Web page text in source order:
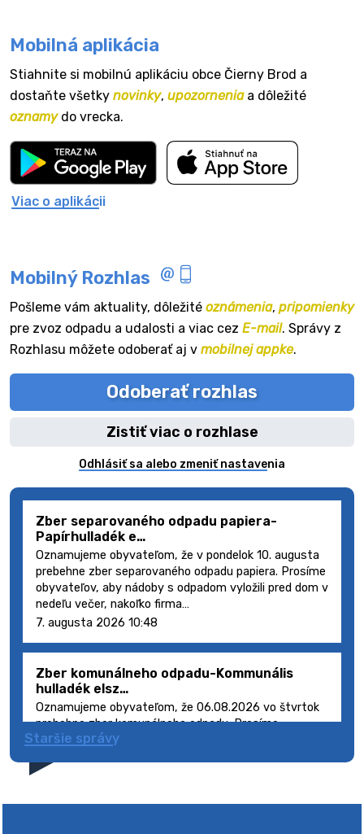
Mobilná aplikácia
Stiahnite si mobilnú aplikáciu obce Čierny Brod a
dostaňte všetky novinky, upozorneniaa dôležité
oznamydo vrecka.
Viac o aplikácii
Mobilný Rozhlas
Pošleme vám aktuality, dôležité oznámenia, pripomienky
pre zvoz odpadu a udalosti a viac cez E-mail. Správy z
Rozhlasu môžete odoberať aj v mobilnej appke.
Odoberať rozhlas
Zistiť viac o rozhlase
Odhlásiť sa alebo zmeniť nastavenia
Zber separovaného odpadu papiera-
Papírhulladék e…
Oznamujeme obyvateľom, že v pondelok 10. augusta
prebehne zber separovaného odpadu papiera. Prosíme
obyvateľov, aby nádoby s odpadom vyložili pred dom v
nedeľu večer, nakoľko firma…
7. augusta 2026 10:48
Zber komunálneho odpadu-Kommunális
hulladék elsz…
Oznamujeme obyvateľom, že 06.08.2026 vo štvrtok
prebehne zber komunálneho odpadu. Prosíme
obyvateľov, aby smetné nádoby s odpadom vyložili
5. augusta 2026 08:41
Staršie správy